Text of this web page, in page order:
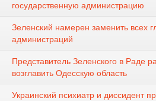
государственную администрацию
Зеленский намерен заменить всех
администраций
Представитель Зеленского в Раде
возглавить Одесскую область
Украинский психиатр и диссидент